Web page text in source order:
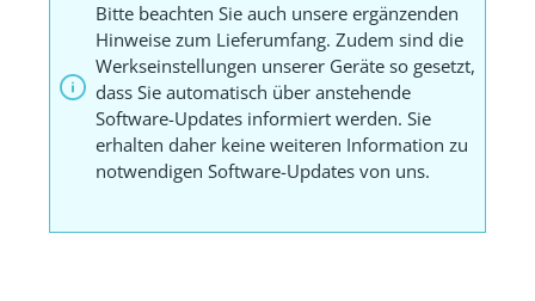
Bitte beachten Sie auch unsere ergänzenden
Hinweise zum Lieferumfang. Zudem sind die
Werkseinstellungen unserer Geräte so gesetzt,
dass Sie automatisch über anstehende
Software-Updates informiert werden. Sie
erhalten daher keine weiteren Information zu
notwendigen Software-Updates von uns.